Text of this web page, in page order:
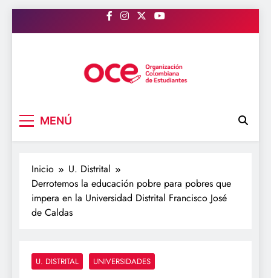
al
MENÚ
Inicio
U. Distrital
Derrotemos la educación pobre para pobres que
impera en la Universidad Distrital Francisco José
de Caldas
U. DISTRITAL UNIVERSIDADES